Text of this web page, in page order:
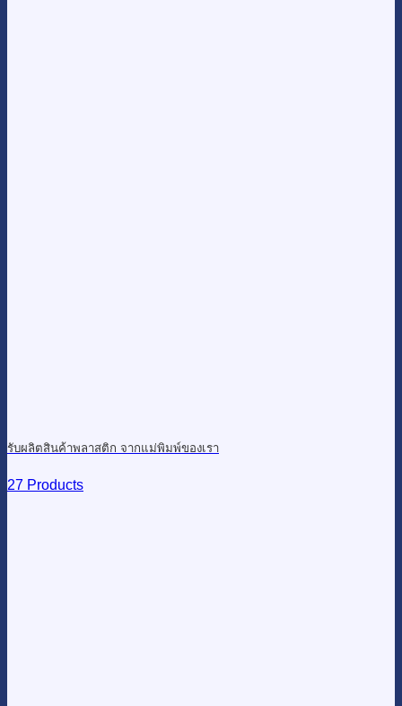
รับผลิตสินค้าพลาสติก จากแม่พิมพ์ของเรา
27 Products